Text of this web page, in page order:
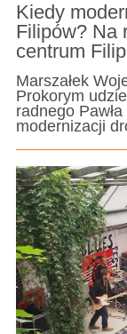
Kiedy
Filipów? Na
centrum
Marszałek
Prokorym
radnego
modernizacji